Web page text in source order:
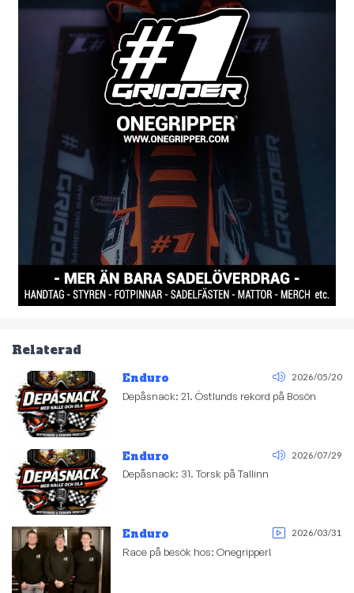
Relaterad
Enduro 2026/05/20
Depåsnack: 21. Östlunds rekord på Bosön
Enduro 2026/07/29
Depåsnack: 31. Torsk på Tallinn
Enduro 2026/03/31
Race på besök hos: Onegripper!